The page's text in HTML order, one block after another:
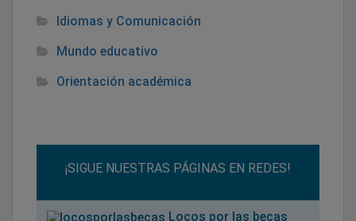
Idiomas y Comunicación
Mundo educativo
Orientación académica
¡SIGUE NUESTRAS PÁGINAS EN REDES!
Locos por las becas